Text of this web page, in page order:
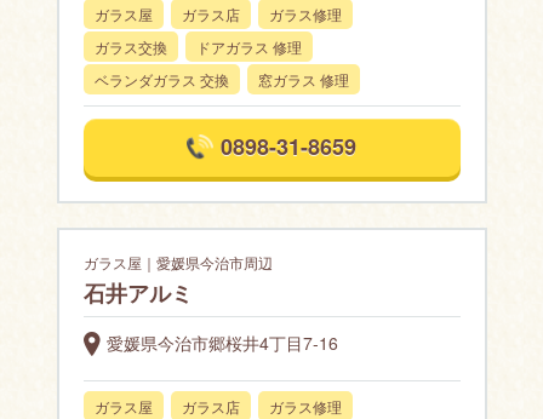
ガラス屋 ガラス店
ガラス修理
ガラス交換
ドアガラス 修理
ベランダガラス 交換
窓ガラス 修理
0898-31-8659
ガラス屋｜愛媛県今治市周辺
石井アルミ
愛媛県今治市郷桜井4丁目7-16
ガラス屋 ガラス店
ガラス修理